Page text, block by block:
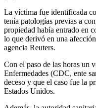
La víctima fue identificada
tenía patologías previas a
propiedad había entrado en
lo que derivó en una
agencia Reuters.
Con el paso de las horas un
Enfermedades (CDC, ente
deceso y que el caso fue la
Estados Unidos.